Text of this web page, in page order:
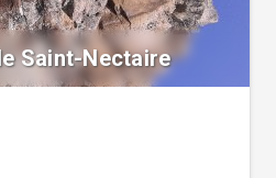
Saint-Nectaire